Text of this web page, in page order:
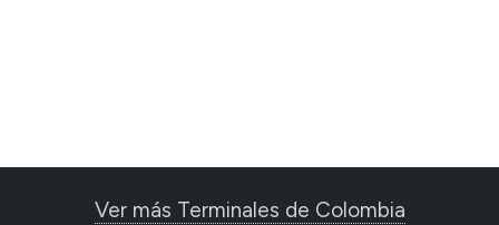
Ver más Terminales de Colombia